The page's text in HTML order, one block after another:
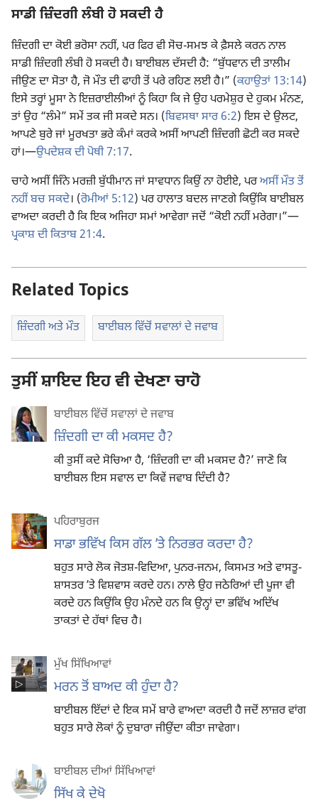
ਸਾਡੀ ਜ਼ਿੰਦਗੀ ਲੰਬੀ ਹੋ ਸਕਦੀ ਹੈ
ਜ਼ਿੰਦਗੀ ਦਾ ਕੋਈ ਭਰੋਸਾ ਨਹੀਂ, ਪਰ ਫਿਰ ਵੀ ਸੋਚ-ਸਮਝ ਕੇ ਫ਼ੈਸਲੇ ਕਰਨ ਨਾਲ
ਸਾਡੀ ਜ਼ਿੰਦਗੀ ਲੰਬੀ ਹੋ ਸਕਦੀ ਹੈ। ਬਾਈਬਲ ਦੱਸਦੀ ਹੈ: “ਬੁੱਧਵਾਨ ਦੀ ਤਾਲੀਮ
ਜੀਉਣ ਦਾ ਸੋਤਾ ਹੈ, ਜੋ ਮੌਤ ਦੀ ਫਾਹੀ ਤੋਂ ਪਰੇ ਰਹਿਣ ਲਈ ਹੈ।” (ਕਹਾਉਤਾਂ 13:14)
ਇਸੇ ਤਰ੍ਹਾਂ ਮੂਸਾ ਨੇ ਇਜ਼ਰਾਈਲੀਆਂ ਨੂੰ ਕਿਹਾ ਕਿ ਜੇ ਉਹ ਪਰਮੇਸ਼ੁਰ ਦੇ ਹੁਕਮ ਮੰਨਣ,
ਤਾਂ ਉਹ “ਲੰਮੇ” ਸਮੇਂ ਤਕ ਜੀ ਸਕਦੇ ਸਨ। (ਬਿਵਸਥਾ ਸਾਰ 6:2) ਇਸ ਦੇ ਉਲਟ,
ਆਪਣੇ ਬੁਰੇ ਜਾਂ ਮੂਰਖਤਾ ਭਰੇ ਕੰਮਾਂ ਕਰਕੇ ਅਸੀਂ ਆਪਣੀ ਜ਼ਿੰਦਗੀ ਛੋਟੀ ਕਰ ਸਕਦੇ
ਹਾਂ।—ਉਪਦੇਸ਼ਕ ਦੀ ਪੋਥੀ 7:17.
ਚਾਹੇ ਅਸੀਂ ਜਿੰਨੇ ਮਰਜ਼ੀ ਬੁੱਧੀਮਾਨ ਜਾਂ ਸਾਵਧਾਨ ਕਿਉਂ ਨਾ ਹੋਈਏ, ਪਰਅਸੀਂ ਮੌਤ ਤੋਂ
ਨਹੀਂ ਬਚ ਸਕਦੇ। (ਰੋਮੀਆਂ 5:12) ਪਰ ਹਾਲਾਤ ਬਦਲ ਜਾਣਗੇ ਕਿਉਂਕਿ ਬਾਈਬਲ
ਵਾਅਦਾ ਕਰਦੀ ਹੈ ਕਿ ਇਕ ਅਜਿਹਾ ਸਮਾਂ ਆਵੇਗਾ ਜਦੋਂ “ਕੋਈ ਨਹੀਂ ਮਰੇਗਾ।”—
ਪ੍ਰਕਾਸ਼ ਦੀ ਕਿਤਾਬ 21:4.
Related Topics
ਜ਼ਿੰਦਗੀ ਅਤੇ ਮੌਤ ਬਾਈਬਲ ਵਿੱਚੋਂ ਸਵਾਲਾਂ ਦੇ ਜਵਾਬ
ਤੁਸੀਂ ਸ਼ਾਇਦ ਇਹ ਵੀ ਦੇਖਣਾ ਚਾਹੋ
ਬਾਈਬਲ ਵਿੱਚੋਂ ਸਵਾਲਾਂ ਦੇ ਜਵਾਬ
ਜ਼ਿੰਦਗੀ ਦਾ ਕੀ ਮਕਸਦ ਹੈ?
ਕੀ ਤੁਸੀਂ ਕਦੇ ਸੋਚਿਆ ਹੈ, ‘ਜ਼ਿੰਦਗੀ ਦਾ ਕੀ ਮਕਸਦ ਹੈ?’ ਜਾਣੋ ਕਿ
ਬਾਈਬਲ ਇਸ ਸਵਾਲ ਦਾ ਕਿਵੇਂ ਜਵਾਬ ਦਿੰਦੀ ਹੈ?
ਪਹਿਰਾਬੁਰਜ
ਸਾਡਾ ਭਵਿੱਖ ਕਿਸ ਗੱਲ ʼਤੇ ਨਿਰਭਰ ਕਰਦਾ ਹੈ?
ਬਹੁਤ ਸਾਰੇ ਲੋਕ ਜੋਤਸ਼-ਵਿਦਿਆ, ਪੁਨਰ-ਜਨਮ, ਕਿਸਮਤ ਅਤੇ ਵਾਸਤੂ-
ਸ਼ਾਸਤਰ ʼਤੇ ਵਿਸ਼ਵਾਸ ਕਰਦੇ ਹਨ। ਨਾਲੇ ਉਹ ਜਠੇਰਿਆਂ ਦੀ ਪੂਜਾ ਵੀ
ਕਰਦੇ ਹਨ ਕਿਉਂਕਿ ਉਹ ਮੰਨਦੇ ਹਨ ਕਿ ਉਨ੍ਹਾਂ ਦਾ ਭਵਿੱਖ ਅਦਿੱਖ
ਤਾਕਤਾਂ ਦੇ ਹੱਥਾਂ ਵਿਚ ਹੈ।
ਮੁੱਖ ਸਿੱਖਿਆਵਾਂ
ਮਰਨ ਤੋਂ ਬਾਅਦ ਕੀ ਹੁੰਦਾ ਹੈ?
ਬਾਈਬਲ ਇੱਦਾਂ ਦੇ ਇਕ ਸਮੇਂ ਬਾਰੇ ਵਾਅਦਾ ਕਰਦੀ ਹੈ ਜਦੋਂ ਲਾਜ਼ਰ ਵਾਂਗ
ਬਹੁਤ ਸਾਰੇ ਲੋਕਾਂ ਨੂੰ ਦੁਬਾਰਾ ਜੀਉਂਦਾ ਕੀਤਾ ਜਾਵੇਗਾ।
ਬਾਈਬਲ ਦੀਆਂ ਸਿੱਖਿਆਵਾਂ
ਸਿੱਖ ਕੇ ਦੇਖੋ